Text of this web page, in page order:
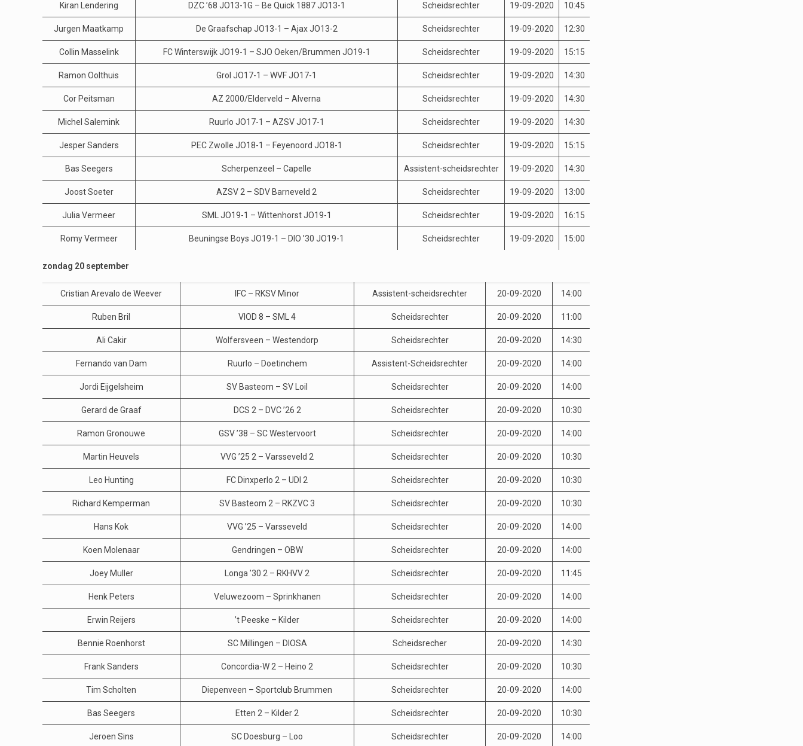
Kiran Lendering DZC ’68 JO13-1G – Be Quick 1887 JO13-1 Scheidsrechter 19-09-2020 10:45
Jurgen Maatkamp De Graafschap JO13-1 – Ajax JO13-2 Scheidsrechter 19-09-2020 12:30
Collin Masselink FC Winterswijk JO19-1 – SJO Oeken/Brummen JO19-1 Scheidsrechter 19-09-2020 15:15
Ramon Oolthuis Grol JO17-1 – WVF JO17-1 Scheidsrechter 19-09-2020 14:30
Cor Peitsman AZ 2000/Elderveld – Alverna Scheidsrechter 19-09-2020 14:30
Michel Salemink Ruurlo JO17-1 – AZSV JO17-1 Scheidsrechter 19-09-2020 14:30
Jesper Sanders PEC Zwolle JO18-1 – Feyenoord JO18-1 Scheidsrechter 19-09-2020 15:15
Bas Seegers Scherpenzeel – Capelle Assistent-scheidsrechter 19-09-2020 14:30
Joost Soeter AZSV 2 – SDV Barneveld 2 Scheidsrechter 19-09-2020 13:00
Julia Vermeer SML JO19-1 – Wittenhorst JO19-1 Scheidsrechter 19-09-2020 16:15
Romy Vermeer Beuningse Boys JO19-1 – DIO ’30 JO19-1 Scheidsrechter 19-09-2020 15:00
zondag 20 september
Cristian Arevalo de Weever IFC – RKSV Minor Assistent-scheidsrechter 20-09-2020 14:00
Ruben Bril VIOD 8 – SML 4 Scheidsrechter 20-09-2020 11:00
Ali Cakir Wolfersveen – Westendorp Scheidsrechter 20-09-2020 14:30
Fernando van Dam Ruurlo – Doetinchem Assistent-Scheidsrechter 20-09-2020 14:00
Jordi Eijgelsheim SV Basteom – SV Loil Scheidsrechter 20-09-2020 14:00
Gerard de Graaf DCS 2 – DVC ’26 2 Scheidsrechter 20-09-2020 10:30
Ramon Gronouwe GSV ’38 – SC Westervoort Scheidsrechter 20-09-2020 14:00
Martin Heuvels VVG ’25 2 – Varsseveld 2 Scheidsrechter 20-09-2020 10:30
Leo Hunting FC Dinxperlo 2 – UDI 2 Scheidsrechter 20-09-2020 10:30
Richard Kemperman SV Basteom 2 – RKZVC 3 Scheidsrechter 20-09-2020 10:30
Hans Kok VVG ’25 – Varsseveld Scheidsrechter 20-09-2020 14:00
Koen Molenaar Gendringen – OBW Scheidsrechter 20-09-2020 14:00
Joey Muller Longa ’30 2 – RKHVV 2 Scheidsrechter 20-09-2020 11:45
Henk Peters Veluwezoom – Sprinkhanen Scheidsrechter 20-09-2020 14:00
Erwin Reijers ’t Peeske – Kilder Scheidsrechter 20-09-2020 14:00
Bennie Roenhorst SC Millingen – DIOSA Scheidsrecher 20-09-2020 14:30
Frank Sanders Concordia-W 2 – Heino 2 Scheidsrechter 20-09-2020 10:30
Tim Scholten Diepenveen – Sportclub Brummen Scheidsrechter 20-09-2020 14:00
Bas Seegers Etten 2 – Kilder 2 Scheidsrechter 20-09-2020 10:30
Jeroen Sins SC Doesburg – Loo Scheidsrechter 20-09-2020 14:00